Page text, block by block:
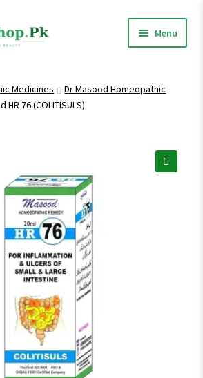
Menu
Medicines
Dr Masood Homeopathic
HR 76 (COLITISULS)